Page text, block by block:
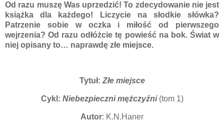
Od razu muszę Was uprzedzić! To zdecydowanie nie jest
książka dla każdego! Liczycie na słodkie słówka?
Patrzenie sobie w oczka i miłość od pierwszego
wejrzenia? Od razu odłóżcie tę powieść na bok. Świat w
niej opisany to… naprawdę złe miejsce.
Tytuł:Złe miejsce
Cykl: Niebezpieczni mężczyźni(tom 1)
Autor: K.N.Haner